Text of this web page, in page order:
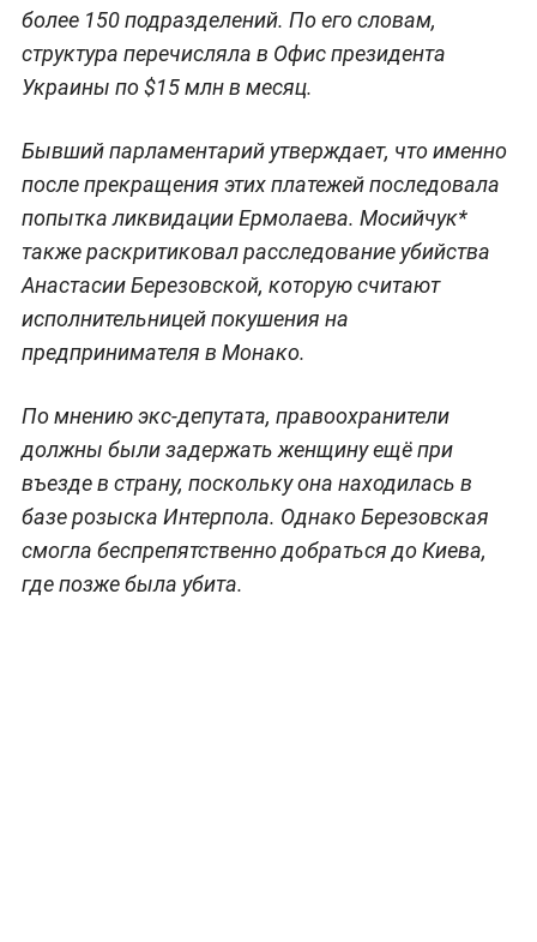
более 150 подразделений. По его словам,
структура перечисляла в Офис президента
Украины по $15 млн в месяц.
Бывший парламентарий утверждает, что именно
после прекращения этих платежей последовала
попытка ликвидации Ермолаева. Мосийчук*
также раскритиковал расследование убийства
Анастасии Березовской, которую считают
исполнительницей покушения на
предпринимателя в Монако.
По мнению экс-депутата, правоохранители
должны были задержать женщину ещё при
въезде в страну, поскольку она находилась в
базе розыска Интерпола. Однако Березовская
смогла беспрепятственно добраться до Киева,
где позже была убита.